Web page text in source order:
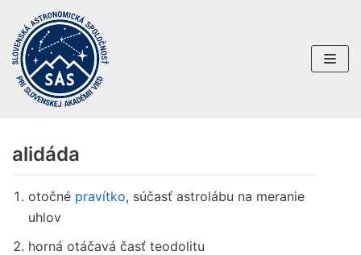
Preskočiť
na
obsah
alidáda
otočné pravítko, súčasť astrolábu na meranie
uhlov
horná otáčavá časť teodolitu